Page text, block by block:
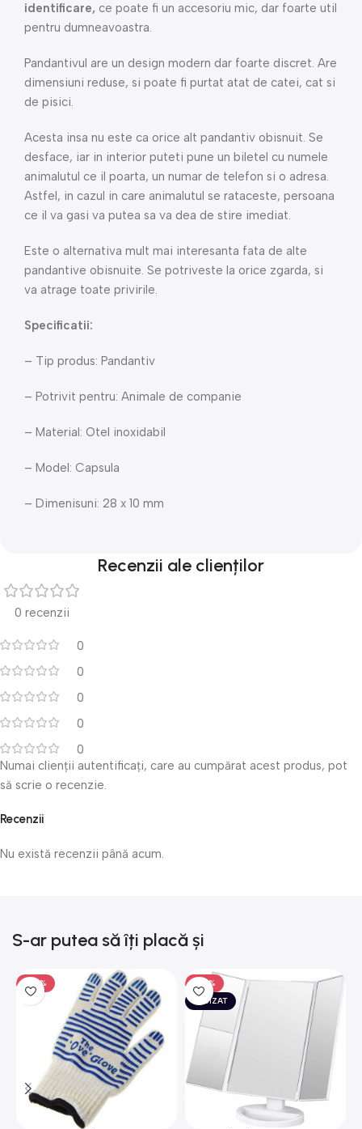
identificare, ce poate fi un accesoriu mic, dar foarte util
pentru dumneavoastra.
Pandantivul are un design modern dar foarte discret. Are
dimensiuni reduse, si poate fi purtat atat de catei, cat si
de pisici.
Acesta insa nu este ca orice alt pandantiv obisnuit. Se
desface, iar in interior puteti pune un biletel cu numele
animalutul ce il poarta, un numar de telefon si o adresa.
Astfel, in cazul in care animalutul se rataceste, persoana
ce il va gasi va putea sa va dea de stire imediat.
Este o alternativa mult mai interesanta fata de alte
pandantive obisnuite. Se potriveste la orice zgarda, si
va atrage toate privirile.
Specificatii:
– Tip produs: Pandantiv
– Potrivit pentru: Animale de companie
– Material: Otel inoxidabil
– Model: Capsula
– Dimenisuni: 28 x 10 mm
Recenzii ale clienților
0 recenzii
0
0
0
0
0
Recenzii
Nu există recenzii până acum.
Numai clienții autentificați, care au cumpărat acest produs, pot
să scrie o recenzie.
S-ar putea să îți placă și
-50%
-50%
EPUIZAT